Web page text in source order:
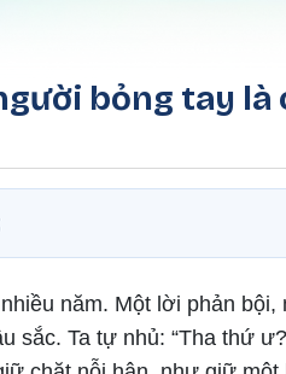
bỏng tay là
năm. Một lời phản bội,
sắc. Ta tự nhủ: “Tha thứ